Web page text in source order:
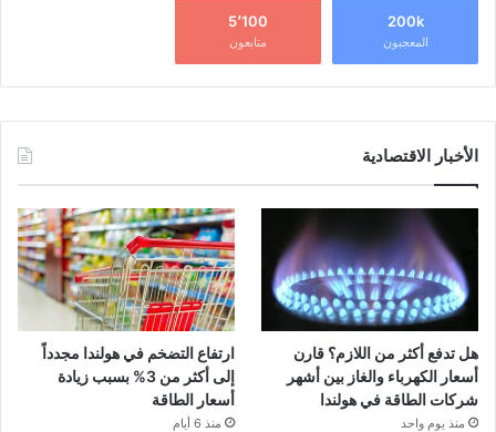
200k
المعجبون
5٬100
متابعون
الأخبار الاقتصادية
هل تدفع أكثر من اللازم؟ قارن
أسعار الكهرباء والغاز بين أشهر
شركات الطاقة في هولندا
منذ يوم واحد
ارتفاع التضخم في هولندا مجدداً
إلى أكثر من 3% بسبب زيادة
أسعار الطاقة
منذ 6 أيام